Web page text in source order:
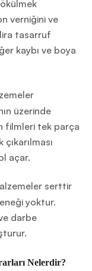
verniğini ve
tasarruf
kaybı ve boya
üzerinde
filmleri tek parça
açar.
serttir
yoktur.
darbe
Nelerdir?